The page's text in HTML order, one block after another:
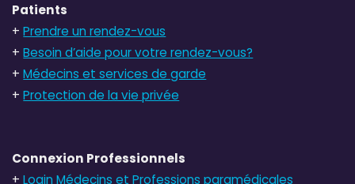
Patients
+Prendre un rendez-vous
+Besoin d’aide pour votre rendez-vous?
+Médecins et services de garde
+Protection de la vie privée
Connexion Professionnels
+Login Médecins et Professions paramédicales